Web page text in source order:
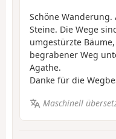
Schöne
Steine. Die Wege
umgestürzte
begrabener Weg
Agathe.
Danke für die
Maschinell